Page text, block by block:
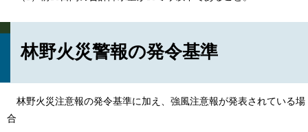
林野火災警報の発令基準
林野火災注意報の発令基準に加え、強風注意報が発表されている場
合